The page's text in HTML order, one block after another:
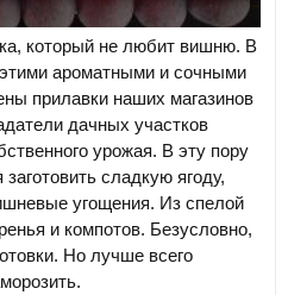
который не любит вишню. В
ароматными и сочными
прилавки наших магазинов
дачных участков
урожая. В эту пору
сладкую ягоду,
угощения. Из спелой
и компотов. Безусловно,
Но лучше всего